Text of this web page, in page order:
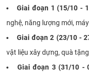
Giai đoạn 1 (15/10 -
nghệ, năng lượng mới,
Giai đoạn 2 (23/10 -
vật liệu xây dựng, quà
Giai đoạn 3 (31/10 -